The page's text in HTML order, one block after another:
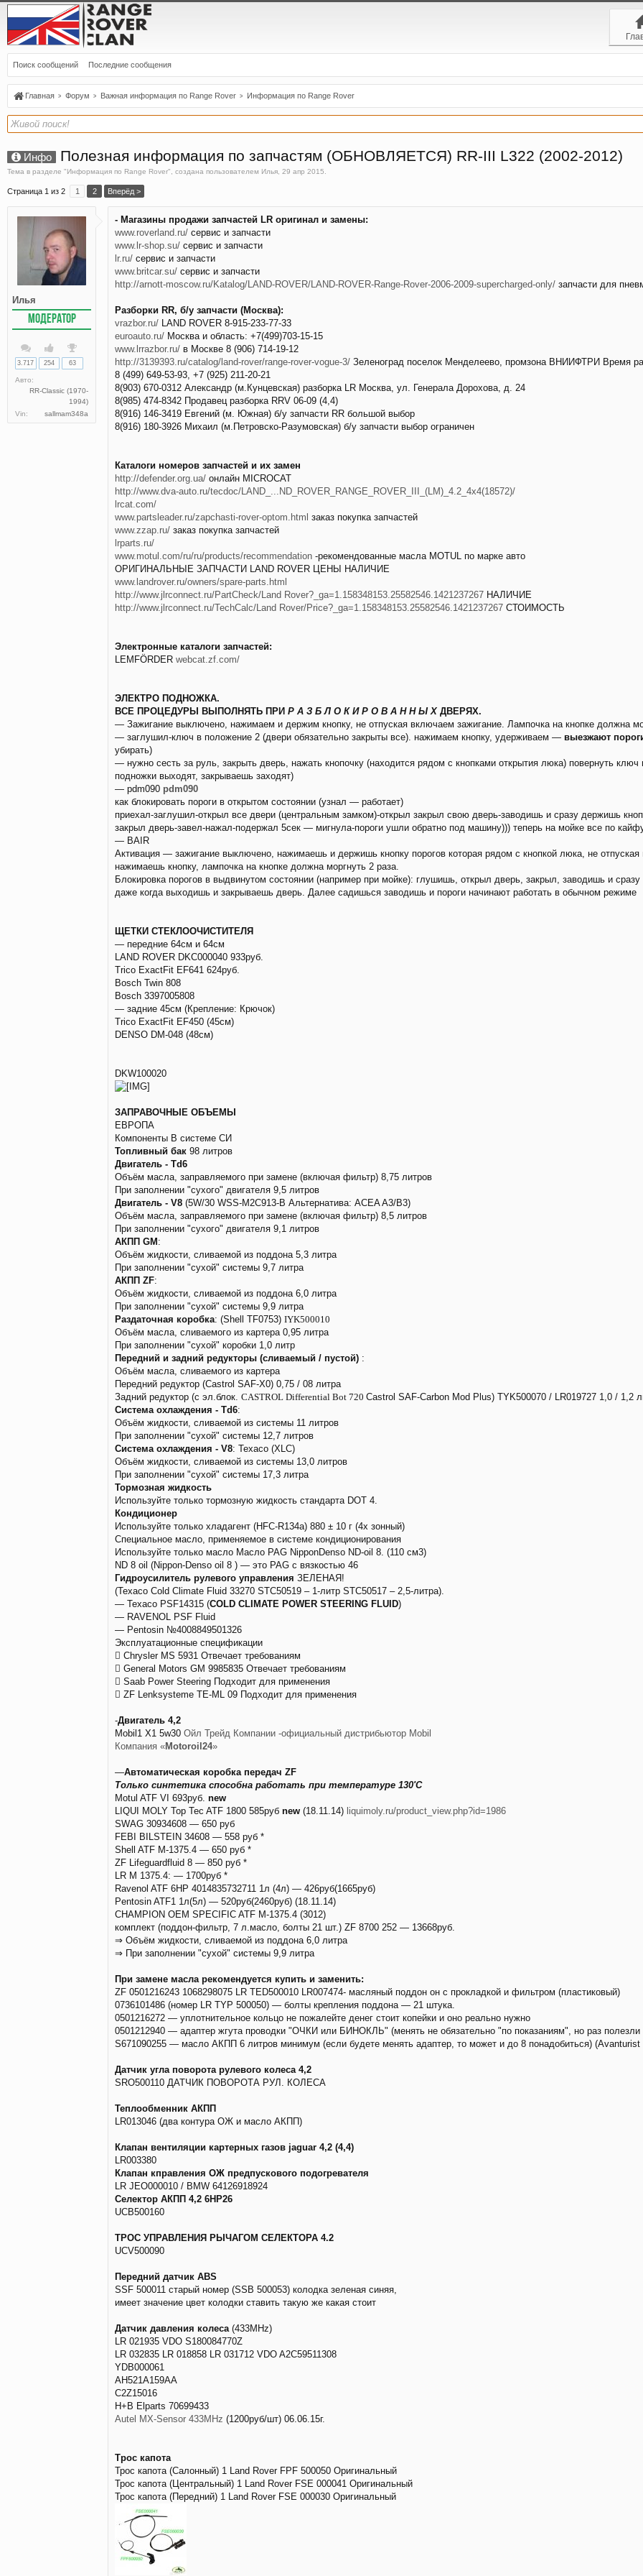
Поиск сообщений Последние сообщения
Главная Форум Важная информация по Range Rover Информация по Range Rover
Инфо Полезная информация по запчастям (ОБНОВЛЯЕТСЯ) RR-III L322 (2002-2012)
Тема в разделе "Информация по Range Rover", создана пользователем Илья 29 апр 2015
Страница 1 из 2 1 2 Вперёд >
Илья
МОДЕРАТОР
3.717 254 63
Авто:
RR-Classic (1970-
1994)
Vin:
sallmam348a
- Магазины продажи запчастей LR оригинал и замены:
www.roverland.ru/ сервис и запчасти
www.lr-shop.su/ сервис и запчасти
lr.ru/ сервис и запчасти
www.britcar.su/ сервис и запчасти
http://arnott-moscow.ru/Katalog/LAND-ROVER/LAND-ROVER-Range-Rover-2006-2009-supercharged-only/ запчасти для
Разборки RR, б/у запчасти (Москва):
vrazbor.ru/ LAND ROVER 8-915-233-77-33
euroauto.ru/ Москва и область: +7(499)703-15-15
www.lrrazbor.ru/ в Москве 8 (906) 714-19-12
http://3139393.ru/catalog/land-rover/range-rover-vogue-3/ Зеленоград поселок Менделеево, промзона ВНИИФТРИ Время
8 (499) 649-53-93, +7 (925) 211-20-21
8(903) 670-0312 Александр (м.Кунцевская) разборка LR Москва, ул. Генерала Дорохова, д. 24
8(985) 474-8342 Продавец разборка RRV 06-09 (4,4)
8(916) 146-3419 Евгений (м. Южная) б/у запчасти RR большой выбор
8(916) 180-3926 Михаил (м.Петровско-Разумовская) б/у запчасти выбор ограничен
Каталоги номеров запчастей и их замен
http://defender.org.ua/ онлайн MICROCAT
http://www.dva-auto.ru/tecdoc/LAND_...ND_ROVER_RANGE_ROVER_III_(LM)_4.2_4x4(18572)/
lrcat.com/
www.partsleader.ru/zapchasti-rover-optom.html заказ покупка запчастей
www.zzap.ru/ заказ покупка запчастей
lrparts.ru/
www.motul.com/ru/ru/products/recommendation -рекомендованные масла MOTUL по марке авто
ОРИГИНАЛЬНЫЕ ЗАПЧАСТИ LAND ROVER ЦЕНЫ НАЛИЧИЕ
www.landrover.ru/owners/spare-parts.html
http://www.jlrconnect.ru/PartCheck/Land Rover?_ga=1.158348153.25582546.1421237267 НАЛИЧИЕ
http://www.jlrconnect.ru/TechCalc/Land Rover/Price?_ga=1.158348153.25582546.1421237267 СТОИМОСТЬ
Электронные каталоги запчастей:
LEMFÖRDER webcat.zf.com/
ЭЛЕКТРО ПОДНОЖКА.
ВСЕ ПРОЦЕДУРЫ ВЫПОЛНЯТЬ ПРИ Р А З Б Л О К И Р О В А Н Н Ы Х ДВЕРЯХ.
— Зажигание выключено, нажимаем и держим кнопку, не отпуская включаем зажигание. Лампочка на кнопке должна
— заглушил-ключ в положение 2 (двери обязательно закрыты все). нажимаем кнопку, удерживаем — выезжают
убирать)
— нужно сесть за руль, закрыть дверь, нажать кнопочку (находится рядом с кнопками открытия люка) повернуть
подножки выходят, закрываешь заходят)
— pdm090 pdm090
как блокировать пороги в открытом состоянии (узнал — работает)
приехал-заглушил-открыл все двери (центральным замком)-открыл закрыл свою дверь-заводишь и сразу держишь
закрыл дверь-завел-нажал-подержал 5сек — мигнула-пороги ушли обратно под машину))) теперь на мойке все по
— BAIR
Активация — зажигание выключено, нажимаешь и держишь кнопку порогов которая рядом с кнопкой люка, не
нажимаешь кнопку, лампочка на кнопке должна моргнуть 2 раза.
Блокировка порогов в выдвинутом состоянии (например при мойке): глушишь, открыл дверь, закрыл, заводишь и
даже когда выходишь и закрываешь дверь. Далее садишься заводишь и пороги начинают работать в обычном режиме
ЩЕТКИ СТЕКЛООЧИСТИТЕЛЯ
— передние 64см и 64см
LAND ROVER DKC000040 933руб.
Trico ExactFit EF641 624руб.
Bosch Twin 808
Bosch 3397005808
— задние 45см (Крепление: Крючок)
Trico ExactFit EF450 (45см)
DENSO DM-048 (48см)
DKW100020
ЗАПРАВОЧНЫЕ ОБЪЕМЫ
ЕВРОПА
Компоненты В системе СИ
Топливный бак 98 литров
Двигатель - Td6
Объём масла, заправляемого при замене (включая фильтр) 8,75 литров
При заполнении "сухого" двигателя 9,5 литров
Двигатель - V8 (5W/30 WSS-M2C913-B Альтернатива: ACEA A3/B3)
Объём масла, заправляемого при замене (включая фильтр) 8,5 литров
При заполнении "сухого" двигателя 9,1 литров
АКПП GM:
Объём жидкости, сливаемой из поддона 5,3 литра
При заполнении "сухой" системы 9,7 литра
АКПП ZF:
Объём жидкости, сливаемой из поддона 6,0 литра
При заполнении "сухой" системы 9,9 литра
Раздаточная коробка: (Shell TF0753) IYK500010
Объём масла, сливаемого из картера 0,95 литра
При заполнении "сухой" коробки 1,0 литр
Передний и задний редукторы (сливаемый / пустой) :
Объём масла, сливаемого из картера
Передний редуктор (Castrol SAF-X0) 0,75 / 08 литра
Задний редуктор (с эл.блок. CASTROL Differential Bot 720 Castrol SAF-Carbon Mod Plus) TYK500070 / LR019727 1,0 / 1,2
Система охлаждения - Td6:
Объём жидкости, сливаемой из системы 11 литров
При заполнении "сухой" системы 12,7 литров
Система охлаждения - V8: Texaco (XLC)
Объём жидкости, сливаемой из системы 13,0 литров
При заполнении "сухой" системы 17,3 литра
Тормозная жидкость
Используйте только тормозную жидкость стандарта DOT 4.
Кондиционер
Используйте только хладагент (HFC-R134a) 880 ± 10 г (4х зонный)
Специальное масло, применяемое в системе кондиционирования
Используйте только масло Масло PAG NipponDenso ND-oil 8. (110 см3)
ND 8 oil (Nippon-Denso oil 8 ) — это PAG с вязкостью 46
Гидроусилитель рулевого управления ЗЕЛЕНАЯ!
(Texaco Cold Climate Fluid 33270 STC50519 – 1-литр STC50517 – 2,5-литра).
— Texaco PSF14315 (COLD CLIMATE POWER STEERING FLUID)
— RAVENOL PSF Fluid
— Pentosin №4008849501326
Эксплуатационные спецификации
 Chrysler MS 5931 Отвечает требованиям
 General Motors GM 9985835 Отвечает требованиям
 Saab Power Steering Подходит для применения
 ZF Lenksysteme TE-ML 09 Подходит для применения
-Двигатель 4,2
Mobil1 X1 5w30 Ойл Трейд Компании -официальный дистрибьютор Mobil
Компания «Motoroil24»
—Автоматическая коробка передач ZF
Только синтетика способна работать при температуре 130'С
Motul ATF VI 693руб. new
LIQUI MOLY Top Tec ATF 1800 585руб new (18.11.14) liquimoly.ru/product_view.php?id=1986
SWAG 30934608 — 650 руб
FEBI BILSTEIN 34608 — 558 руб *
Shell ATF M-1375.4 — 650 руб *
ZF Lifeguardfluid 8 — 850 руб *
LR M 1375.4: — 1700руб *
Ravenol ATF 6HP 4014835732711 1л (4л) — 426руб(1665руб)
Pentosin ATF1 1л(5л) — 520руб(2460руб) (18.11.14)
CHAMPION OEM SPECIFIC ATF M-1375.4 (3012)
комплект (поддон-фильтр, 7 л.масло, болты 21 шт.) ZF 8700 252 — 13668руб.
⇒ Объём жидкости, сливаемой из поддона 6,0 литра
⇒ При заполнении "сухой" системы 9,9 литра
При замене масла рекомендуется купить и заменить:
ZF 0501216243 1068298075 LR TED500010 LR007474- масляный поддон он с прокладкой и фильтром (пластиковый)
0736101486 (номер LR TYP 500050) — болты крепления поддона — 21 штука.
0501216272 — уплотнительное кольцо не пожалейте денег стоит копейки и оно реально нужно
0501212940 — адаптер жгута проводки "ОЧКИ или БИНОКЛЬ" (менять не обязательно "по показаниям", но раз полезли
S671090255 — масло АКПП 6 литров минимум (если будете менять адаптер, то может и до 8 понадобиться) (Avanturist
Датчик угла поворота рулевого колеса 4,2
SRO500110 ДАТЧИК ПОВОРОТА РУЛ. КОЛЕСА
Теплообменник АКПП
LR013046 (два контура ОЖ и масло АКПП)
Клапан вентиляции картерных газов jaguar 4,2 (4,4)
LR003380
Клапан кправления ОЖ предпускового подогревателя
LR JEO000010 / BMW 64126918924
Селектор АКПП 4,2 6HP26
UCB500160
ТРОС УПРАВЛЕНИЯ РЫЧАГОМ СЕЛЕКТОРА 4.2
UCV500090
Передний датчик ABS
SSF 500011 старый номер (SSB 500053) колодка зеленая синяя,
имеет значение цвет колодки ставить такую же какая стоит
Датчик давления колеса (433MHz)
LR 021935 VDO S180084770Z
LR 032835 LR 018858 LR 031712 VDO A2C59511308
YDB000061
AH521A159AA
C2Z15016
H+B Elparts 70699433
Autel MX-Sensor 433MHz (1200руб/шт) 06.06.15г.
Трос капота
Трос капота (Салонный) 1 Land Rover FPF 500050 Оригинальный
Трос капота (Центральный) 1 Land Rover FSE 000041 Оригинальный
Трос капота (Передний) 1 Land Rover FSE 000030 Оригинальный